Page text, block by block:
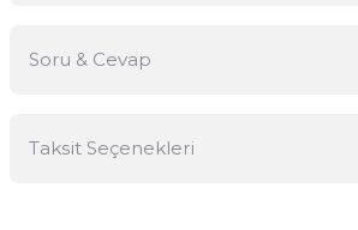
Soru & Cevap
Taksit Seçenekleri